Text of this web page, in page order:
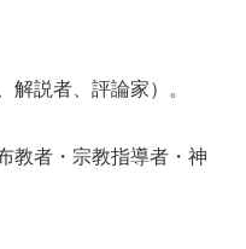
説者、評論家）。
教者・宗教指導者・神